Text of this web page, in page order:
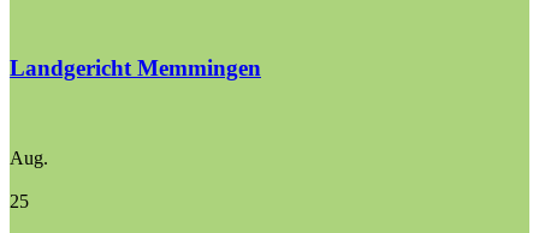
Landgericht Memmingen
Aug.
25